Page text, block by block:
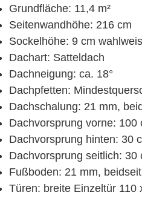
Grundfläche: 11,4 m²
Seitenwandhöhe: 216 cm
Sockelhöhe: 9 cm
Dachart: Satteldach
Dachneigung: ca. 18°
Dachpfetten:
Dachschalung: 21 mm,
Dachvorsprung vorne: 100
Dachvorsprung hinten: 30
Dachvorsprung seitlich: 30
Fußboden: 21 mm,
Türen: breite Einzeltür 110